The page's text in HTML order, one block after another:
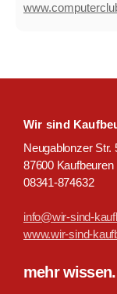
Wir sind
Neugablonzer Str.
87600 Kaufbeuren
08341-874632
info@wir-sind-
www.wir-sind-
mehr